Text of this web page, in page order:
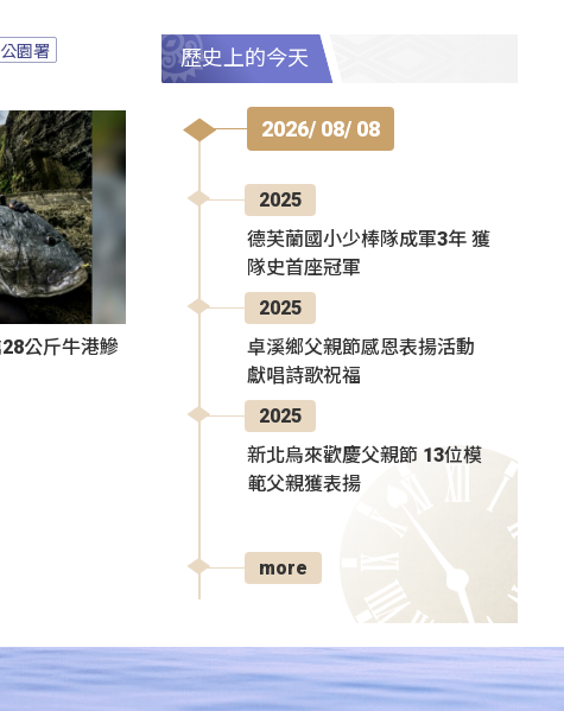
園署
公斤牛港鰺
歷史上的今天
2026/ 08/ 08
2025
德芙蘭國小少棒隊成軍3年 獲
隊史首座冠軍
2025
卓溪鄉父親節感恩表揚活動
獻唱詩歌祝福
2025
新北烏來歡慶父親節 13位模
範父親獲表揚
more